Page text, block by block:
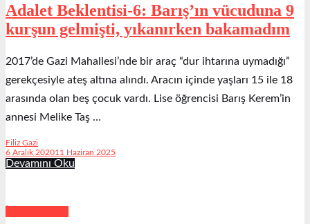
Adalet Beklentisi-6: Barış’ın vücuduna 9
kurşun gelmişti, yıkanırken bakamadım
2017’de Gazi Mahallesi’nde bir araç “dur ihtarına uymadığı”
gerekçesiyle ateş altına alındı. Aracın içinde yaşları 15 ile 18
arasında olan beş çocuk vardı. Lise öğrencisi Barış Kerem’in
annesi Melike Taş …
Filiz Gazi
6 Aralık 202011 Haziran 2025
Devamını Oku